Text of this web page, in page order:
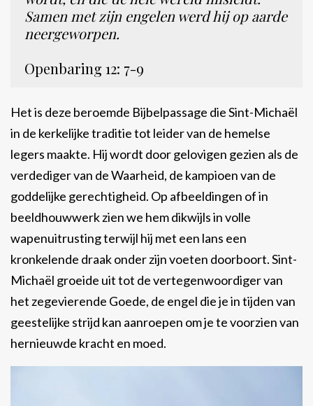
Samen met zijn engelen werd hij op aarde
neergeworpen.
Openbaring 12: 7-9
Het is deze beroemde Bijbelpassage die Sint-Michaël
in de kerkelijke traditie tot leider van de hemelse
legers maakte. Hij wordt door gelovigen gezien als de
verdediger van de Waarheid, de kampioen van de
goddelijke gerechtigheid. Op afbeeldingen of in
beeldhouwwerk zien we hem dikwijls in volle
wapenuitrusting terwijl hij met een lans een
kronkelende draak onder zijn voeten doorboort. Sint-
Michaël groeide uit tot de vertegenwoordiger van
het zegevierende Goede, de engel die je in tijden van
geestelijke strijd kan aanroepen om je te voorzien van
hernieuwde kracht en moed.